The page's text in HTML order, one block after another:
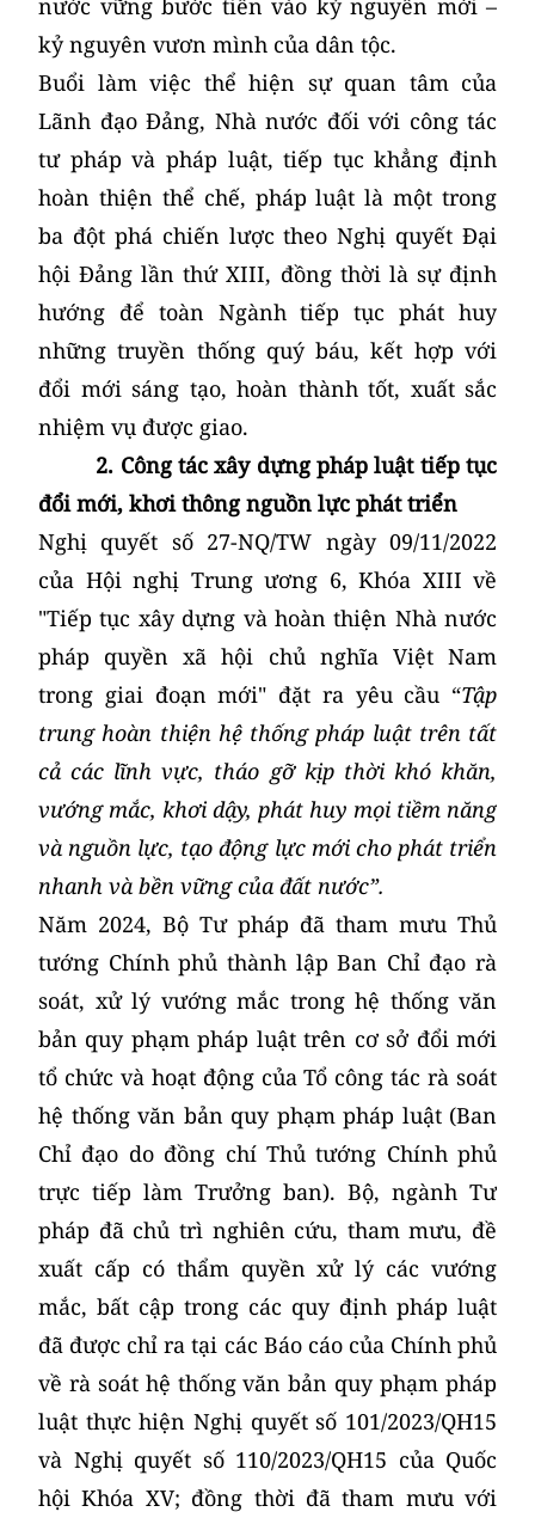
kỷ nguyên vươn mình của dân tộc.
Buổi làm việc thể hiện sự quan tâm của
Lãnh đạo Đảng, Nhà nước đối với công tác
tư pháp và pháp luật, tiếp tục khẳng định
hoàn thiện thể chế, pháp luật là một trong
ba đột phá chiến lược theo Nghị quyết Đại
hội Đảng lần thứ XIII, đồng thời là sự định
hướng để toàn Ngành tiếp tục phát huy
những truyền thống quý báu, kết hợp với
đổi mới sáng tạo, hoàn thành tốt, xuất sắc
nhiệm vụ được giao.
2. Công tác xây dựng pháp luật tiếp tục
đổi mới, khơi thông nguồn lực phát triển
Nghị quyết số 27-NQ/TW ngày 09/11/2022
của Hội nghị Trung ương 6, Khóa XIII về
"Tiếp tục xây dựng và hoàn thiện Nhà nước
pháp quyền xã hội chủ nghĩa Việt Nam
trong giai đoạn mới" đặt ra yêu cầu “Tập
trung hoàn thiện hệ thống pháp luật trên tất
cả các lĩnh vực, tháo gỡ kịp thời khó khăn,
vướng mắc, khơi dậy, phát huy mọi tiềm năng
và nguồn lực, tạo động lực mới cho phát triển
nhanh và bền vững của đất nước”.
Năm 2024, Bộ Tư pháp đã tham mưu Thủ
tướng Chính phủ thành lập Ban Chỉ đạo rà
soát, xử lý vướng mắc trong hệ thống văn
bản quy phạm pháp luật trên cơ sở đổi mới
tổ chức và hoạt động của Tổ công tác rà soát
hệ thống văn bản quy phạm pháp luật (Ban
Chỉ đạo do đồng chí Thủ tướng Chính phủ
trực tiếp làm Trưởng ban). Bộ, ngành Tư
pháp đã chủ trì nghiên cứu, tham mưu, đề
xuất cấp có thẩm quyền xử lý các vướng
mắc, bất cập trong các quy định pháp luật
đã được chỉ ra tại các Báo cáo của Chính phủ
về rà soát hệ thống văn bản quy phạm pháp
luật thực hiện Nghị quyết số 101/2023/QH15
và Nghị quyết số 110/2023/QH15 của Quốc
hội Khóa XV; đồng thời đã tham mưu với